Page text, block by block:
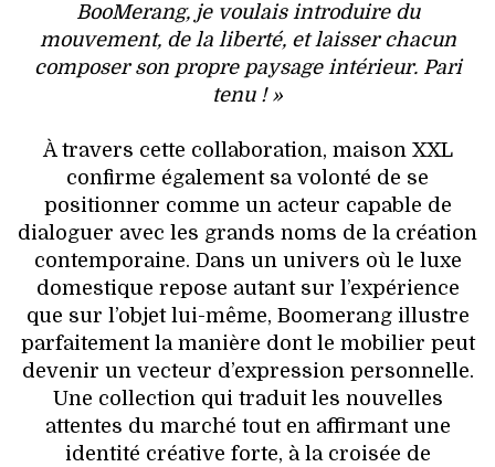
BooMerang, je voulais introduire du
mouvement, de la liberté, et laisser chacun
composer son propre paysage intérieur. Pari
tenu ! »
À travers cette collaboration, maison XXL
confirme également sa volonté de se
positionner comme un acteur capable de
dialoguer avec les grands noms de la création
contemporaine. Dans un univers où le luxe
domestique repose autant sur l’expérience
que sur l’objet lui-même, Boomerang illustre
parfaitement la manière dont le mobilier peut
devenir un vecteur d’expression personnelle.
Une collection qui traduit les nouvelles
attentes du marché tout en affirmant une
identité créative forte, à la croisée de